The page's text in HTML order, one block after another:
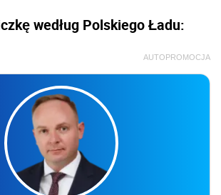
według Polskiego Ładu:
AUTOPROMOCJA